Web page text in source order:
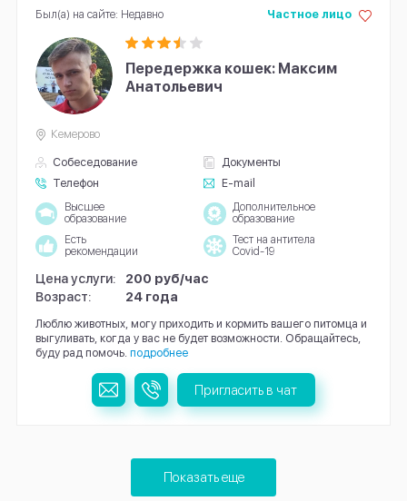
Передержка кошек: Максим
Анатольевич
Собеседование
Документы
Телефон
E-mail
Частное лицо
Кемерово
Высшее
образование
Дополнительное
образование
Есть
рекомендации
Тест на антитела
Covid-19
Цена услуги:
200 руб/час
Возраст:
24 года
Люблю животных, могу приходить и кормить вашего питомца и
выгуливать, когда у вас не будет возможности. Обращайтесь,
буду рад помочь. подробнее
Был(а) на сайте: Недавно
Пригласить в чат
Показать еще